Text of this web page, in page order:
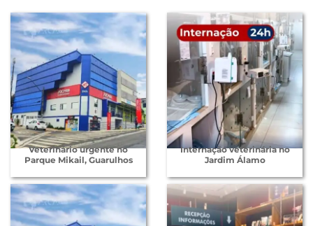
Veterinário urgente no
Parque Mikail, Guarulhos
Internação veterinária no
Jardim Álamo